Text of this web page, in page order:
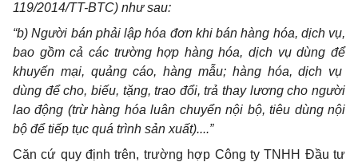
119/2014/TT-BTC) như sau:
“b) Người bán phải lập hóa đơn khibán hàng hóa, dịch vụ,
bao gồm cả các trường hợp hàng hóa, dịch vụ dùng để
khuyến mại, quảng cáo, hàng mẫu; hàng hóa, dịch vụ
dùng đểcho, biếu, tặng, trao đổi, trả thay lương cho người
lao động (trừ hàng hóa luân chuyển nội bộ, tiêu dùng nội
bộ để tiếp tục quá trình sản xuất)....”
Căn cứ quy định trên, trường hợp Công ty TNHH Đầu tư